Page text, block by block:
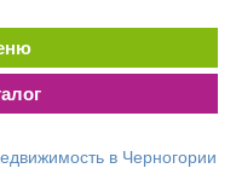
в Черногории